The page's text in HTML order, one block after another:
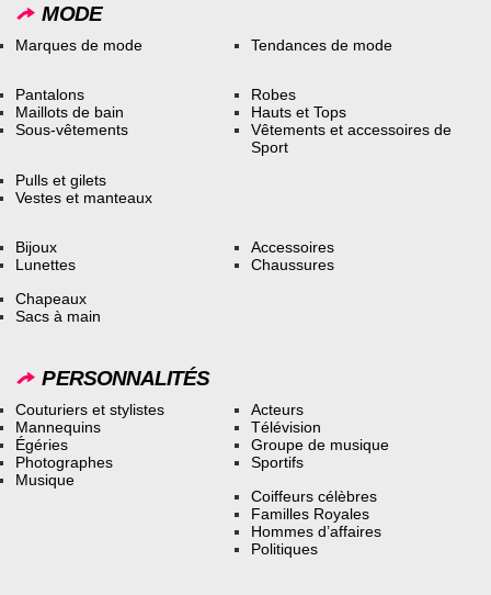
MODE
Marques de mode Tendances de mode
Pantalons
Maillots de bain
Sous-vêtements
Robes
Hauts et Tops
Vêtements et accessoires de
Sport
Pulls et gilets
Vestes et manteaux
Bijoux
Lunettes
Accessoires
Chaussures
Chapeaux
Sacs à main
PERSONNALITÉS
Couturiers et stylistes
Mannequins
Égéries
Photographes
Musique
Acteurs
Télévision
Groupe de musique
Sportifs
Coiffeurs célèbres
Familles Royales
Hommes d’affaires
Politiques